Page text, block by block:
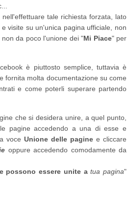
tale richiesta forzata, lato
visite su un'unica pagina ufficiale, non
da poco l'unione dei "Mi Piace" per
è piuttosto semplice, tuttavia è
fornita molta documentazione su come
e come poterli superare partendo
che si desidera unire, a quel punto,
pagine accedendo a una di esse e
voce Unione delle pagine e cliccare
oppure accedendo comodamente da
possono essere unite atua pagina"